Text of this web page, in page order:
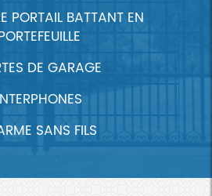
PORTAIL BATTANT EN
DE GARAGE
SANS FILS